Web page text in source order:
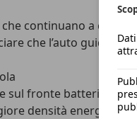
che continuano a
che l’auto guidi in
sul fronte batteria
densità